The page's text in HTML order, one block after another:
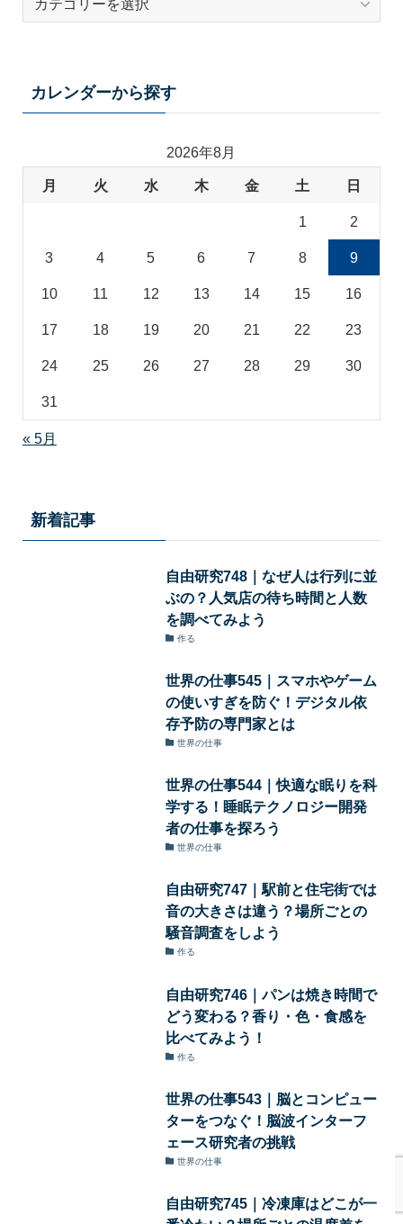
カレンダーから探す
2026年8月
月 火 水 木 金 土 日
1 2
3 4 5 6 7 8 9
10 11 12 13 14 15 16
17 18 19 20 21 22 23
24 25 26 27 28 29 30
31
« 5月
新着記事
自由研究748｜なぜ人は行列に並
ぶの？人気店の待ち時間と人数
を調べてみよう
作る
世界の仕事545｜スマホやゲーム
の使いすぎを防ぐ！デジタル依
存予防の専門家とは
世界の仕事
世界の仕事544｜快適な眠りを科
学する！睡眠テクノロジー開発
者の仕事を探ろう
世界の仕事
自由研究747｜駅前と住宅街では
音の大きさは違う？場所ごとの
騒音調査をしよう
作る
自由研究746｜パンは焼き時間で
どう変わる？香り・色・食感を
比べてみよう！
作る
世界の仕事543｜脳とコンピュー
ターをつなぐ！脳波インターフ
ェース研究者の挑戦
世界の仕事
自由研究745｜冷凍庫はどこが一